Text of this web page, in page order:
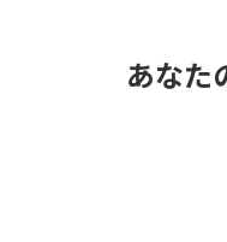
あなた